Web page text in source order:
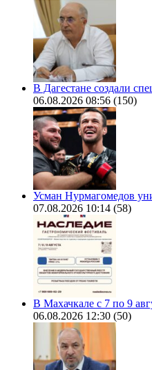
В Дагестане создали
06.08.2026 08:56 (150)
Усман Нурмагомедов
07.08.2026 10:14 (58)
В Махачкале с 7 по 9
06.08.2026 12:30 (50)